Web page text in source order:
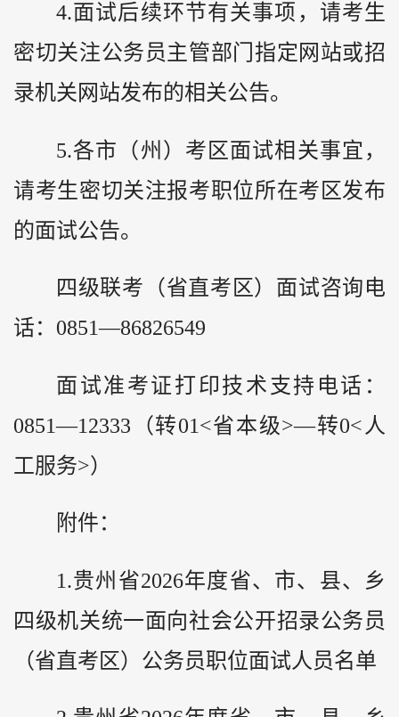
4.面试后续环节有关事项，请考生
密切关注公务员主管部门指定网站或招
录机关网站发布的相关公告。
5.各市（州）考区面试相关事宜，
请考生密切关注报考职位所在考区发布
的面试公告。
四级联考（省直考区）面试咨询电
话：0851—86826549
面试准考证打印技术支持电话：
0851—12333（转01<省本级>—转0<人
工服务>）
附件：
1.贵州省2026年度省、市、县、乡
四级机关统一面向社会公开招录公务员
（省直考区）公务员职位面试人员名单